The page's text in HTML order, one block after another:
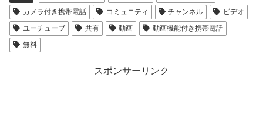
カメラ付き携帯電話
コミュニティ チャンネル
ビデオ
ユーチューブ
共有 動画
動画機能付き携帯電話
無料
スポンサーリンク